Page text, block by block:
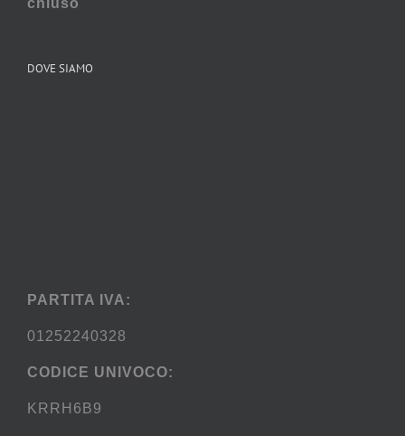
chiuso
DOVE SIAMO
PARTITA IVA:
01252240328
CODICE UNIVOCO:
KRRH6B9